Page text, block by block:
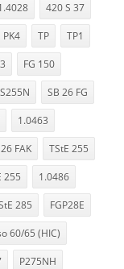
420 S 37
PK4 TP TP1
FG 150
S255N SB 26 FG
1.0463
FAK TStE 255
255 1.0486
285 FGP28E
60/65 (HIC)
P275NH